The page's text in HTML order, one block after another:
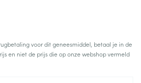
voor dit geneesmiddel, betaal je in de
en niet de prijs die op onze webshop vermeld